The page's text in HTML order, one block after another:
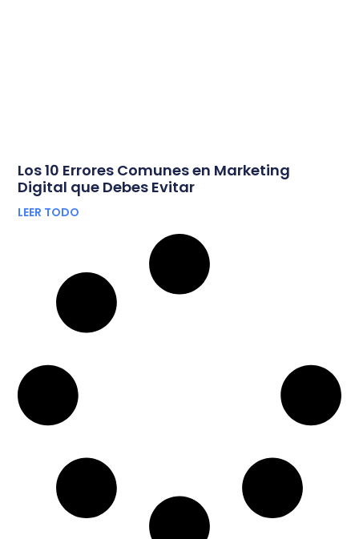
Los 10 Errores Comunes en Marketing
Digital que Debes Evitar
LEER TODO